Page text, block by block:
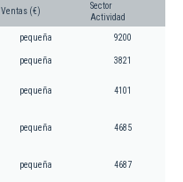
Ventas (€)
Sector
Actividad
pequeña 9200
pequeña 3821
pequeña 4101
pequeña 4685
pequeña 4687